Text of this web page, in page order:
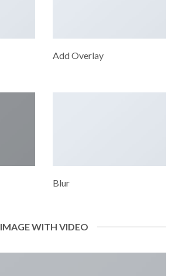
Add Overlay
Blur
IMAGE WITH VIDEO